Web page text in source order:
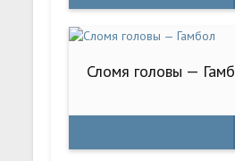
Сломя головы —